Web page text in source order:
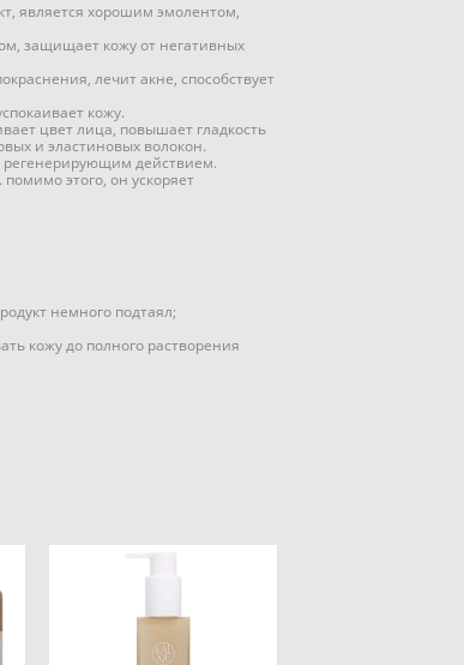
является хорошим эмолентом,
защищает кожу от негативных
лечит акне, способствует
кожу.
цвет лица, повышает гладкость
и эластиновых волокон.
действием.
этого, он ускоряет
немного подтаял;
кожу до полного растворения